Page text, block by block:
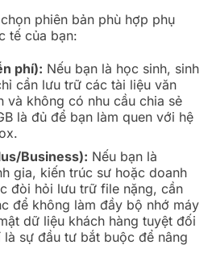
phiên bản phù hợp phụ
tế của bạn:
phí): Nếu bạn là học sinh, sinh
cần lưu trữ các tài liệu văn
và không có nhu cầu chia sẻ
là đủ để bạn làm quen với hệ
Business): Nếu bạn là
gia, kiến trúc sư hoặc doanh
đòi hỏi lưu trữ file nặng, cần
để không làm đầy bộ nhớ máy
dữ liệu khách hàng tuyệt đối
sự đầu tư bắt buộc để nâng